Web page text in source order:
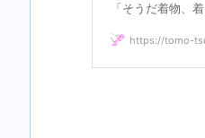
「そうだ着物、
https://tomo-